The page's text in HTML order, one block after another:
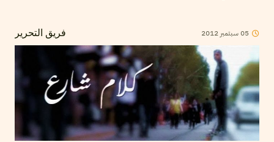
فريق التحرير 05سبتمبر 2012